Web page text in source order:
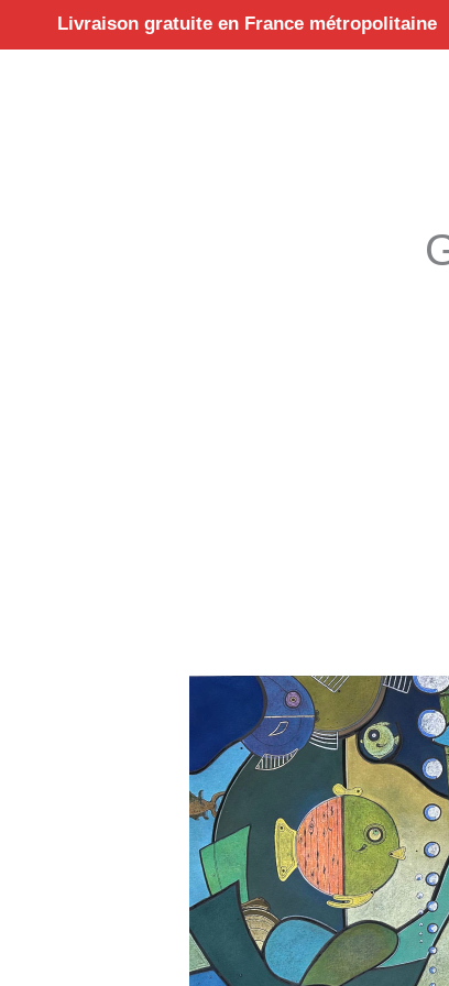
Livraison gratuite en France métropolitaine